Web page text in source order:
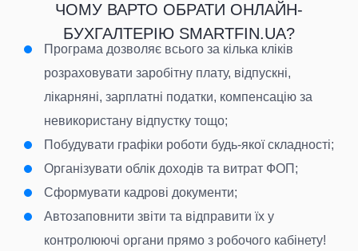
ЧОМУ ВАРТО ОБРАТИ ОНЛАЙН-
БУХГАЛТЕРІЮ SMARTFIN.UA?
Програма дозволяє всього за кілька кліків
розраховувати заробітну плату, відпускні,
лікарняні, зарплатні податки, компенсацію за
невикористану відпустку тощо;
Побудувати графіки роботи будь-якої складності;
Організувати облік доходів та витрат ФОП;
Сформувати кадрові документи;
Автозаповнити звіти та відправити їх у
контролюючі органи прямо з робочого кабінету!